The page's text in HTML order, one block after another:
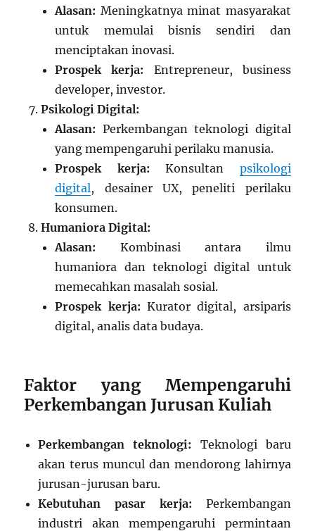
Alasan: Meningkatnya minat masyarakat
untuk memulai bisnis sendiri dan
menciptakan inovasi.
Prospek kerja: Entrepreneur, business
developer, investor.
Psikologi Digital:
Alasan: Perkembangan teknologi digital
yang mempengaruhi perilaku manusia.
Prospek kerja: Konsultan psikologi
digital, desainer UX, peneliti perilaku
konsumen.
Humaniora Digital:
Alasan: Kombinasi antara ilmu
humaniora dan teknologi digital untuk
memecahkan masalah sosial.
Prospek kerja: Kurator digital, arsiparis
digital, analis data budaya.
Faktor yang Mempengaruhi
Perkembangan Jurusan Kuliah
Perkembangan teknologi: Teknologi baru
akan terus muncul dan mendorong lahirnya
jurusan-jurusan baru.
Kebutuhan pasar kerja: Perkembangan
industri akan mempengaruhi permintaan